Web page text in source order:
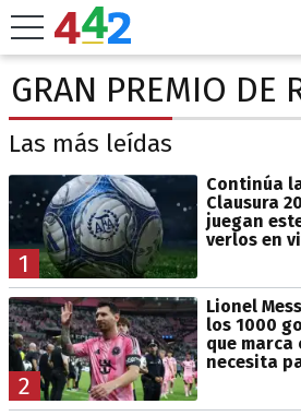
GRAN PREMIO DE
Las más leídas
1
Continúa
Clausura
juegan
verlos en
2
Lionel
los 1000
que
necesita